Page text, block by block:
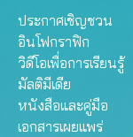
ประกาศเชิญชวน
อินโฟกราฟิก
วิดีโอเพื่อการเรียนรู้
มัลติมีเดีย
หนังสือและคู่มือ
เอกสารเผยแพร่